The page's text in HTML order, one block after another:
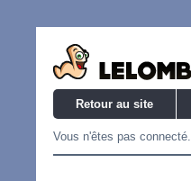
Retour au site
Vous n'êtes pas connecté.